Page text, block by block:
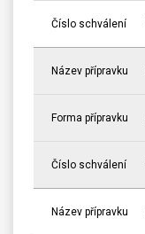
Číslo schválení
Název přípravku
Forma přípravku
Číslo schválení
Název přípravku